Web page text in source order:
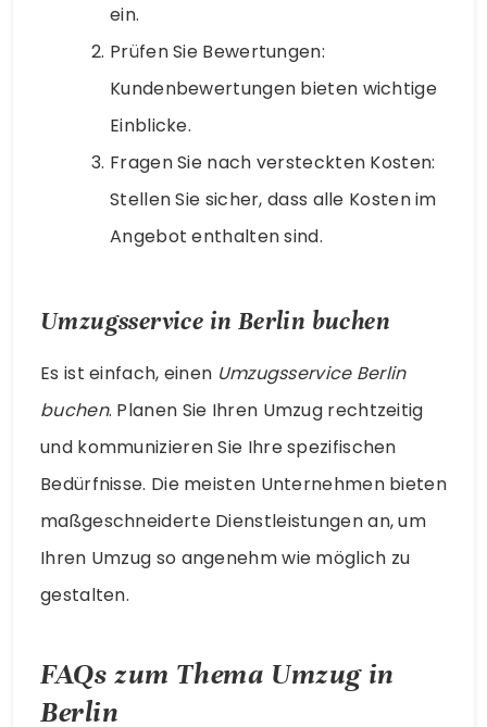
ein.
Prüfen Sie Bewertungen:
Kundenbewertungen bieten wichtige
Einblicke.
Fragen Sie nach versteckten Kosten:
Stellen Sie sicher, dass alle Kosten im
Angebot enthalten sind.
Umzugsservice in Berlin buchen
Es ist einfach, einen Umzugsservice Berlin
buchen. Planen Sie Ihren Umzug rechtzeitig
und kommunizieren Sie Ihre spezifischen
Bedürfnisse. Die meisten Unternehmen bieten
maßgeschneiderte Dienstleistungen an, um
Ihren Umzug so angenehm wie möglich zu
gestalten.
FAQs zum Thema Umzug in
Berlin